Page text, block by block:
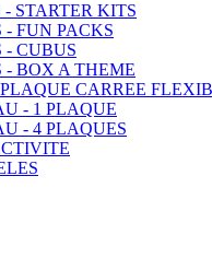
STARTER KITS
FUN PACKS
- CUBUS
BOX A THEME
CARREE
- 1 PLAQUE
- 4 PLAQUES